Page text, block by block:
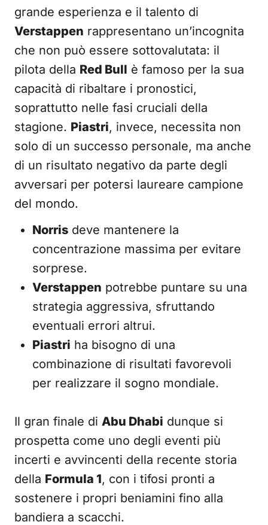
grande esperienza e il talento di
Verstappen rappresentano un’incognita
che non può essere sottovalutata: il
pilota della Red Bull è famoso per la sua
capacità di ribaltare i pronostici,
soprattutto nelle fasi cruciali della
stagione. Piastri, invece, necessita non
solo di un successo personale, ma anche
di un risultato negativo da parte degli
avversari per potersi laureare campione
del mondo.
Norris deve mantenere la
concentrazione massima per evitare
sorprese.
Verstappen potrebbe puntare su una
strategia aggressiva, sfruttando
eventuali errori altrui.
Piastri ha bisogno di una
combinazione di risultati favorevoli
per realizzare il sogno mondiale.
Il gran finale di Abu Dhabi dunque si
prospetta come uno degli eventi più
incerti e avvincenti della recente storia
della Formula 1, con i tifosi pronti a
sostenere i propri beniamini fino alla
bandiera a scacchi.